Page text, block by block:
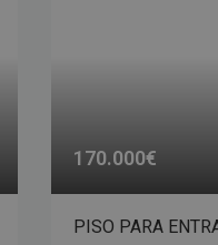
170.000€